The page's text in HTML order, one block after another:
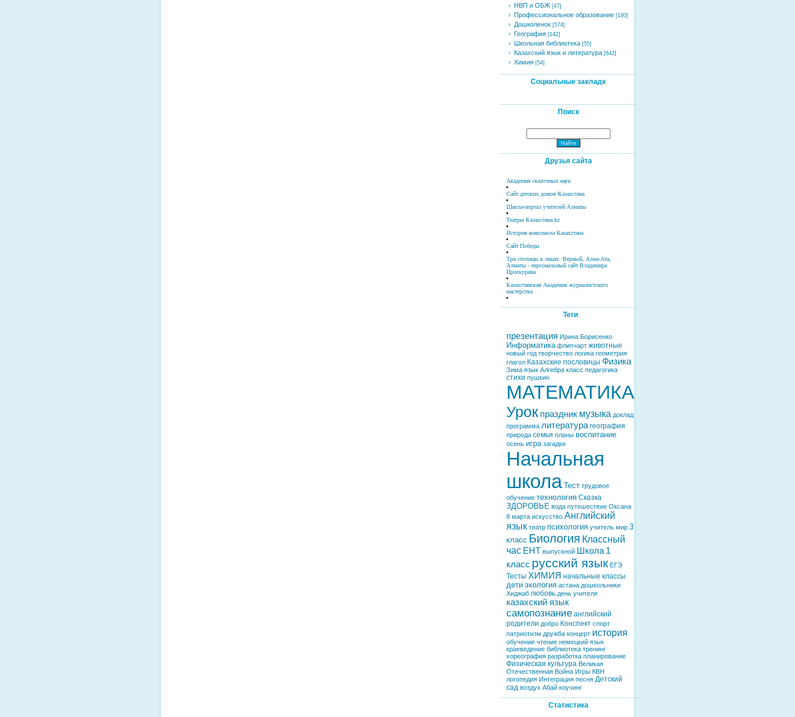
НВП и ОБЖ [47]
Профессиональное образование [180]
Дошколенок [574]
География [142]
Школьная библиотека [55]
Казахский язык и литература [642]
Химия [54]
Социальные закладк
Поиск
Друзья сайта
Академия сказочных наук
Сайт детских домов Казахстана
Школа-портал учителей Алматы
Театры Казахстана.kz
История комсомола Казахстана
Сайт Победы
Три столицы в лицах: Верный, Алма-Ата,
Алматы - персональный сайт Владимира
Проскурина
Казахстанская Академия журналистского
мастерства
Теги
презентация Ирина Борисенко
Информатика флипчарт животные
новый год творчество логика геометрия
глагол Казахские пословицы Физика
Зима язык Алгебра класс педагогика
стихи пушкин
МАТЕМАТИКА
Урок праздник музыка доклад
программа литература география
природа семья планы воспитание
осень игра загадки
Начальная
школа Тест трудовое
обучение технология Сказка
ЗДОРОВЬЕ вода путешествие Оксана
8 марта искусство Английский
язык театр психология учитель мир 3
класс Биология Классный
час ЕНТ выпускной Школа 1
класс русский язык ЕГЭ
Тесты ХИМИЯ начальные классы
дети экология астана дошкольники
Хиджаб любовь день учителя
казахский язык
самопознание английский
родители добро Конспект спорт
патриотизм дружба концерт история
обучение чтение немецкий язык
краеведение библиотека тренинг
хореография разработка планирование
Физическая культура Великая
Отечественная Война Игры КВН
логопедия Интеграция песня Детский
сад воздух Абай коучинг
Статистика